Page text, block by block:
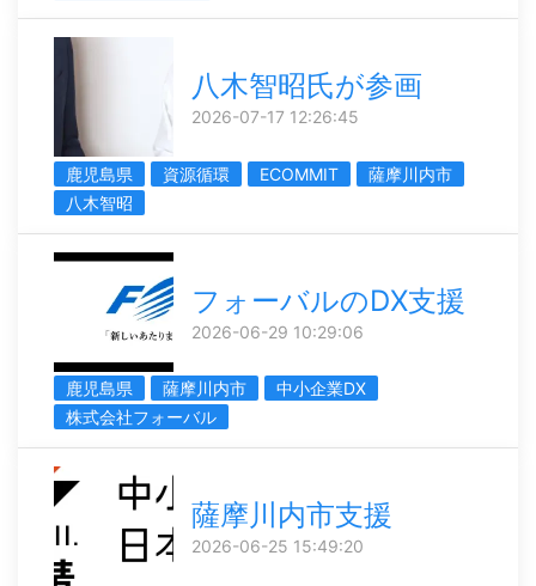
八木智昭氏が参画
2026-07-17 12:26:45
鹿児島県 資源循環 ECOMMIT
薩摩川内市
八木智昭
フォーバルのDX支援
2026-06-29 10:29:06
鹿児島県 薩摩川内市
中小企業DX
株式会社フォーバル
薩摩川内市支援
2026-06-25 15:49:20